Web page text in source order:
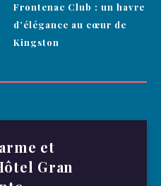
Frontenac Club : un havre
d’élégance au cœur de
Kingston
et
Gran